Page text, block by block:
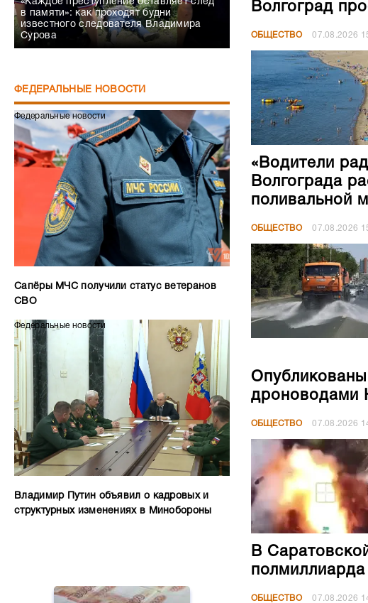
в памяти»: как проходят будни
известного следователя Владимира
Сурова
ФЕДЕРАЛЬНЫЕ НОВОСТИ
Федеральные новости
Сапёры МЧС получили статус ветеранов
СВО
Федеральные новости
Владимир Путин объявил о кадровых и
структурных изменениях в Минобороны
Волгоград
ОБЩЕСТВО 07.08.2026
«Водители
Волгограда
поливальной
ОБЩЕСТВО 07.08.2026
дроноводами
ОБЩЕСТВО 07.08.2026
В
полмиллиарда
ОБЩЕСТВО 07.08.2026